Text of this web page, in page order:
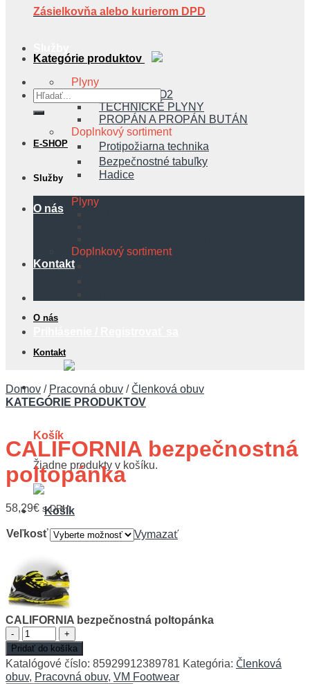
Plyny
PLNENIE CO2
TECHNICKÉ PLYNY
PROPÁN A PROPÁN BUTÁN
Doplnkový sortiment
Protipožiarna technika
Bezpečnostné tabuľky
Hadice
O nás
Kontakt
0,00€
Košík
Žiadne produkty v košíku.
Zásielkovňa alebo kurierom DPD
Kategórie produktov
Hľadať:
E-SHOP
Služby
Plyny
Doplnkový sortiment
O nás
Kontakt
Domov / Pracovná obuv / Členková obuv
KATEGÓRIE PRODUKTOV
CALIFORNIA bezpečnostná
poltopánka
58,29€ s DPH
Veľkosť Vymazať
CALIFORNIA bezpečnostná poltopánka
množstvo
CALIFORNIA
bezpečnostná
poltopánka
Pridať do košíka
Katalógové číslo: 85929912389781 Kategória: Členková
obuv, Pracovná obuv, VM Footwear